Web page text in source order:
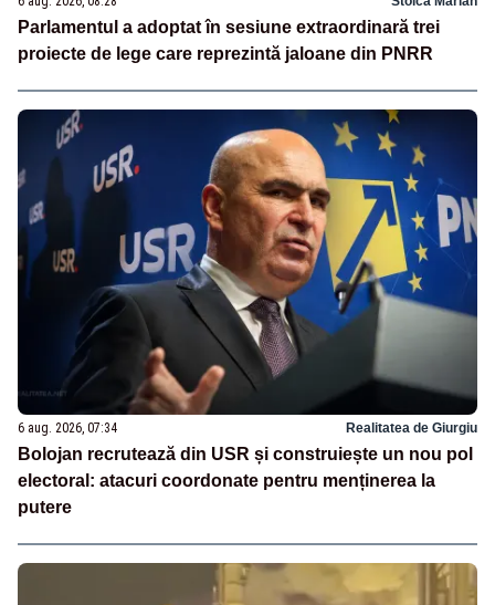
Parlamentul a adoptat în sesiune extraordinară trei
proiecte de lege care reprezintă jaloane din PNRR
6 aug. 2026, 07:34 Realitatea de Giurgiu
Bolojan recrutează din USR și construiește un nou pol
electoral: atacuri coordonate pentru menținerea la
putere